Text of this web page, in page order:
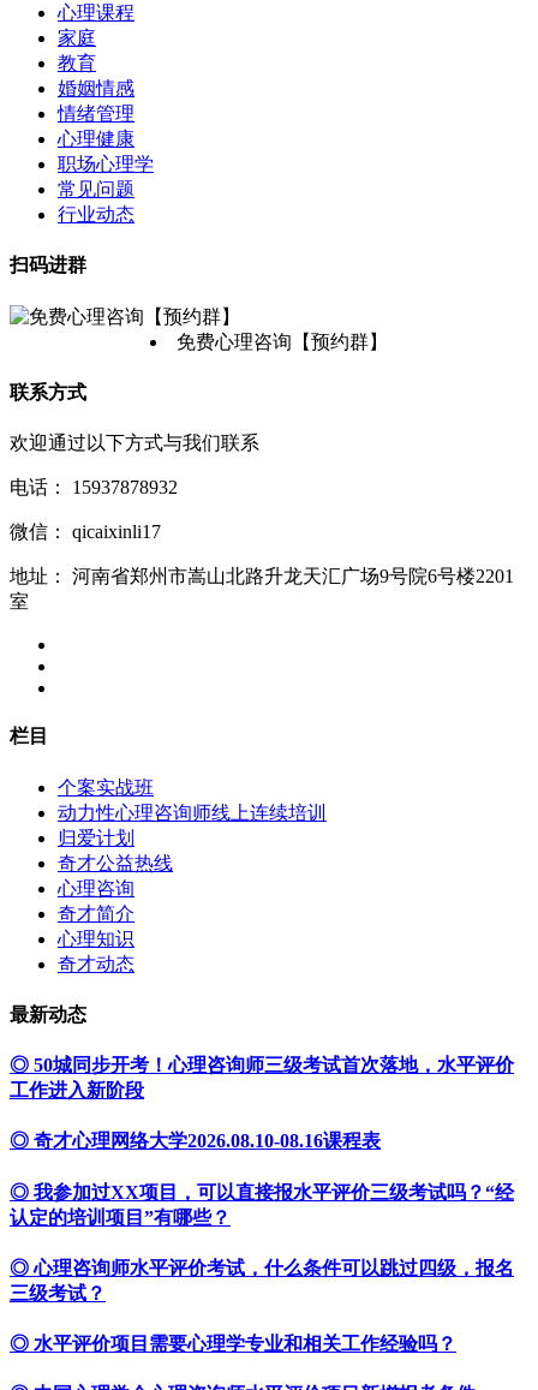
心理课程
家庭
教育
婚姻情感
情绪管理
心理健康
职场心理学
常见问题
行业动态
扫码进群
免费心理咨询【预约群】
联系方式
欢迎通过以下方式与我们联系
电话： 15937878932
微信： qicaixinli17
地址：
河南省郑州市嵩山北路升龙天汇广场9号院6号楼2201
室
栏目
个案实战班
动力性心理咨询师线上连续培训
归爱计划
奇才公益热线
心理咨询
奇才简介
心理知识
奇才动态
最新动态
◎ 50城同步开考！心理咨询师三级考试首次落地，水平评价
工作进入新阶段
◎ 奇才心理网络大学2026.08.10-08.16课程表
◎ 我参加过XX项目，可以直接报水平评价三级考试吗？“经
认定的培训项目”有哪些？
◎ 心理咨询师水平评价考试，什么条件可以跳过四级，报名
三级考试？
◎ 水平评价项目需要心理学专业和相关工作经验吗？